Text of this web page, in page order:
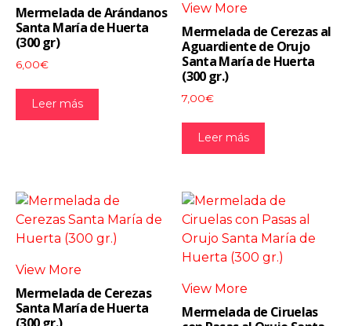
Mermelada de Arándanos
Santa María de Huerta
(300 gr)
6,00€
Leer más
View More
Mermelada de Cerezas al
Aguardiente de Orujo
Santa María de Huerta
(300 gr.)
7,00€
Leer más
View More
Mermelada de Cerezas
Santa María de Huerta
View More
Mermelada de Ciruelas